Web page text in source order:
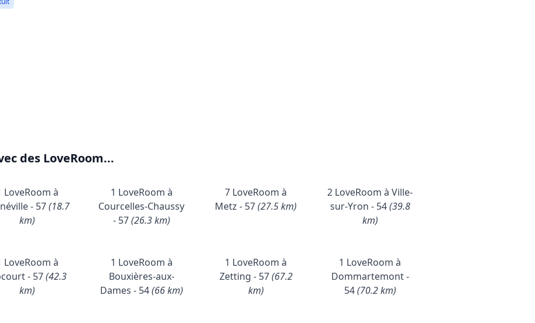
des LoveRoom...
LoveRoom à
- 57(18.7
km)
1 LoveRoom à
Courcelles-Chaussy
- 57(26.3 km)
7 LoveRoom à
Metz - 57(27.5 km)
2 LoveRoom à Ville-
sur-Yron - 54(39.8
km)
LoveRoom à
- 57(42.3
km)
1 LoveRoom à
Bouxières-aux-
Dames - 54(66 km)
1 LoveRoom à
Zetting - 57(67.2
km)
1 LoveRoom à
Dommartemont -
54(70.2 km)